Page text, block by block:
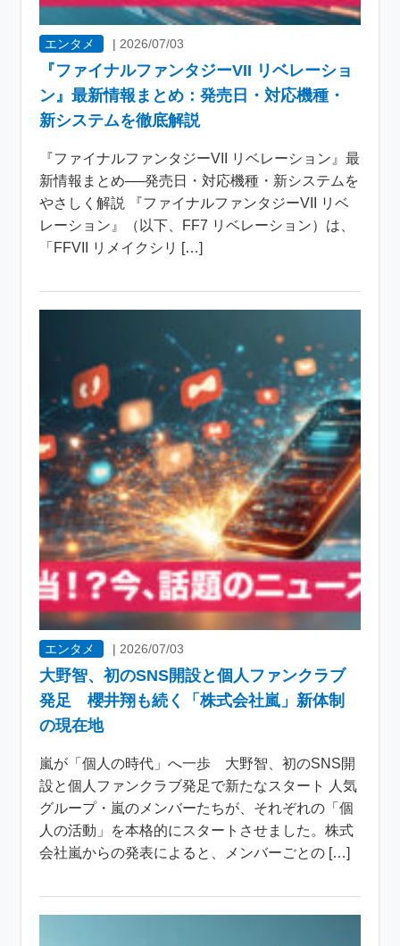
エンタメ | 2026/07/03
『ファイナルファンタジーVII リベレーショ
ン』最新情報まとめ：発売日・対応機種・
新システムを徹底解説
『ファイナルファンタジーVII リベレーション』最
新情報まとめ──発売日・対応機種・新システムを
やさしく解説 『ファイナルファンタジーVII リベ
レーション』（以下、FF7 リベレーション）は、
「FFVII リメイクシリ […]
エンタメ | 2026/07/03
大野智、初のSNS開設と個人ファンクラブ
発足 櫻井翔も続く「株式会社嵐」新体制
の現在地
嵐が「個人の時代」へ一歩 大野智、初のSNS開
設と個人ファンクラブ発足で新たなスタート 人気
グループ・嵐のメンバーたちが、それぞれの「個
人の活動」を本格的にスタートさせました。株式
会社嵐からの発表によると、メンバーごとの […]